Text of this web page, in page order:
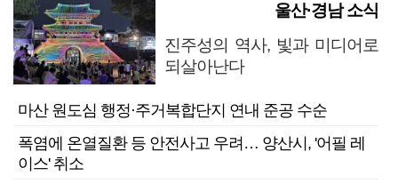
울산·경남 소식
진주성의 역사, 빛과 미디어로
되살아난다
마산 원도심 행정·주거복합단지 연내 준공 수순
폭염에 온열질환 등 안전사고 우려… 양산시, '어필 레
이스' 취소